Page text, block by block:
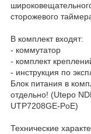
сторожевого
В комплект входят:
- коммутатор
- комплект
- инструкция по
Блок питания в
отдельно! (Utepo
UTP7208GE-PoE)
Технические